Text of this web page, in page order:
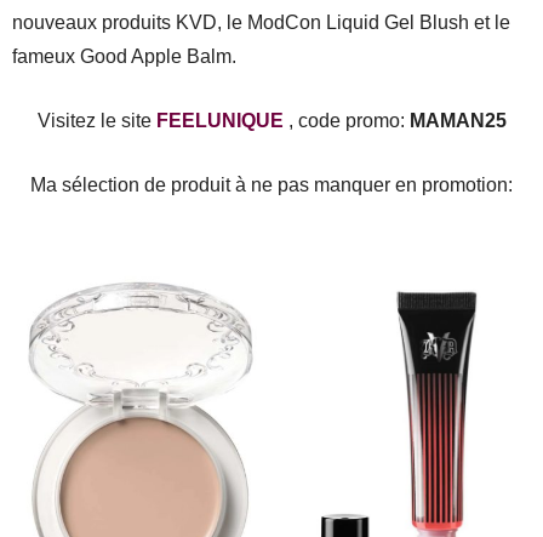
nouveaux produits KVD, le ModCon Liquid Gel Blush et le
fameux Good Apple Balm.
Visitez le site FEELUNIQUE , code promo: MAMAN25
Ma sélection de produit à ne pas manquer en promotion: